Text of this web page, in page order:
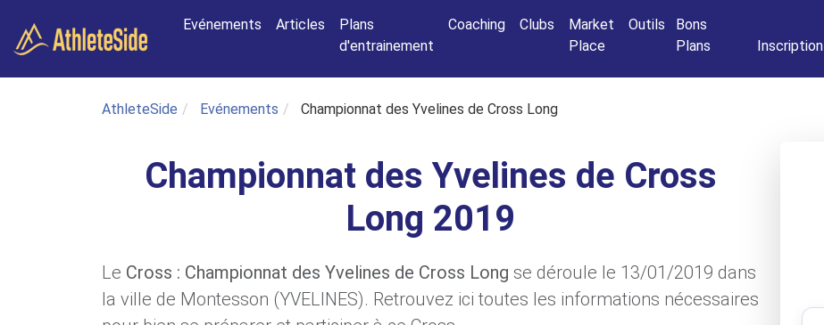
Evénements
Articles
Plans
d'entrainement
Coaching Clubs
Market
Place
Outils
Bons
Plans
Inscription
AthleteSide Evénements Championnat des Yvelines de Cross Long
Championnat des Yvelines de Cross
Long 2019
Le Cross : Championnat des Yvelines de Cross Long se déroule le 13/01/2019 dans
la ville de Montesson (YVELINES). Retrouvez ici toutes les informations nécessaires